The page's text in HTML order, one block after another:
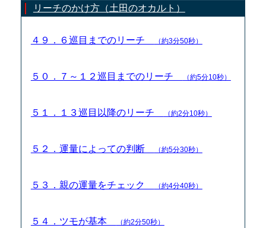
リーチのかけ方（土田のオカルト）
４９．６巡目までのリーチ （約3分50秒）
５０．７～１２巡目までのリーチ （約5分10秒）
５１．１３巡目以降のリーチ （約2分10秒）
５２．運量によっての判断 （約5分30秒）
５３．親の運量をチェック （約4分40秒）
５４．ツモが基本 （約2分50秒）